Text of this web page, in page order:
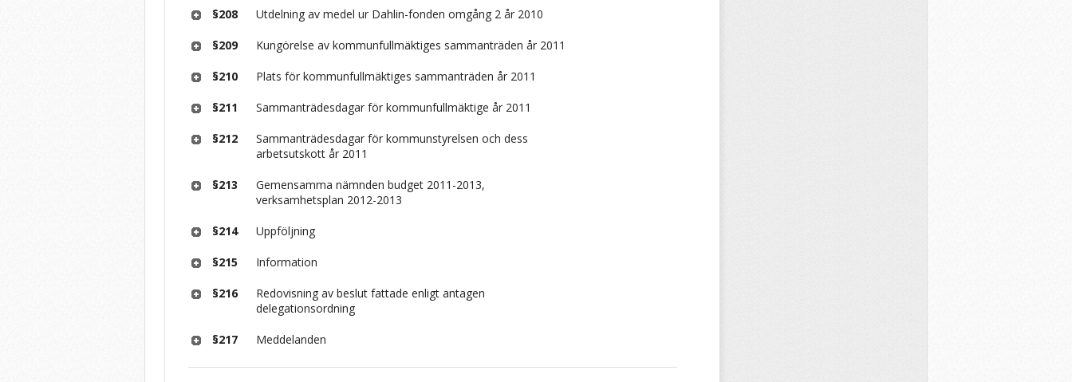
§208 Utdelning av medel ur Dahlin-fonden omgång 2 år 2010
§209 Kungörelse av kommunfullmäktiges sammanträden år 2011
§210 Plats för kommunfullmäktiges sammanträden år 2011
§211 Sammanträdesdagar för kommunfullmäktige år 2011
§212
Sammanträdesdagar för kommunstyrelsen och dess
arbetsutskott år 2011
§213
Gemensamma nämnden budget 2011-2013,
verksamhetsplan 2012-2013
§214 Uppföljning
§215 Information
§216
Redovisning av beslut fattade enligt antagen
delegationsordning
§217 Meddelanden